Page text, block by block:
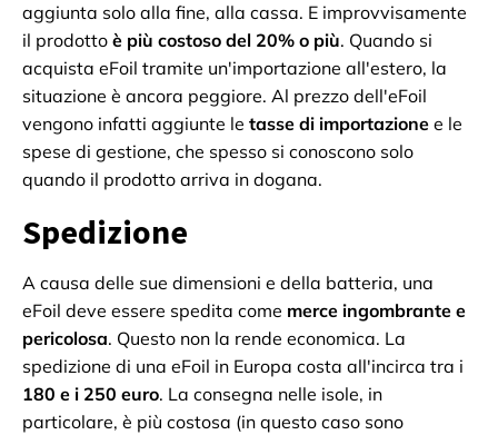
aggiunta solo alla fine, alla cassa. E improvvisamente
il prodotto è più costoso del 20% o più. Quando si
acquista eFoil tramite un'importazione all'estero, la
situazione è ancora peggiore. Al prezzo dell'eFoil
vengono infatti aggiunte le tasse di importazione e le
spese di gestione, che spesso si conoscono solo
quando il prodotto arriva in dogana.
Spedizione
A causa delle sue dimensioni e della batteria, una
eFoil deve essere spedita come merce ingombrante e
pericolosa. Questo non la rende economica. La
spedizione di una eFoil in Europa costa all'incirca tra i
180 e i 250 euro. La consegna nelle isole, in
particolare, è più costosa (in questo caso sono